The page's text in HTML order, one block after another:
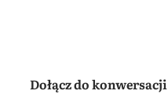
Dołącz do konwersacji